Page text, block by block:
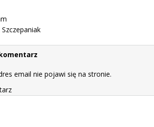
email nie pojawi się na stronie.